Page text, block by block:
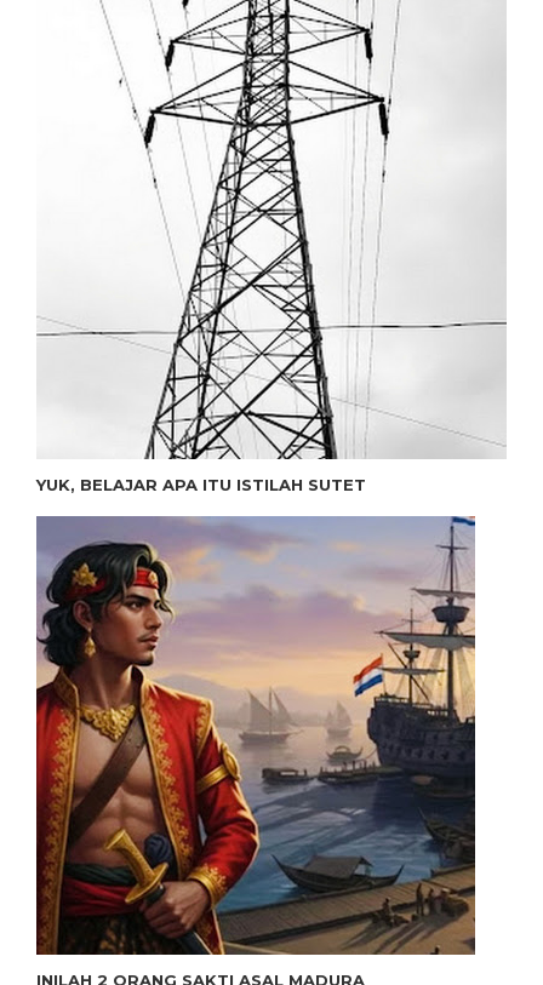
YUK, BELAJAR APA ITU ISTILAH SUTET
INILAH 2 ORANG SAKTI ASAL MADURA